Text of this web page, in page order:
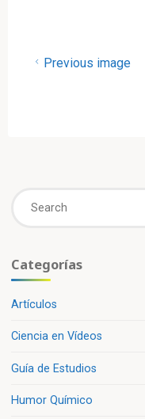
Previous image
Categorías
Artículos
Ciencia en Vídeos
Guía de Estudios
Humor Químico